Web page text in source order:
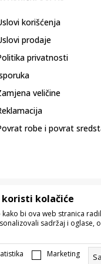
korišćenja
prodaje
privatnosti
veličine
robe i povrat
što precizniji u opisu
na sajtu su dio naše
kolačiće
bi ova web stranica
sadržaj i
Marketing